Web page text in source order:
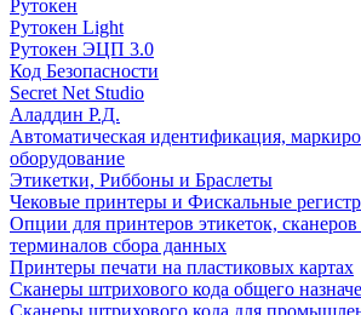
Рутокен
Рутокен Light
Рутокен ЭЦП 3.0
Код Безопасности
Secret Net Studio
Аладдин Р.Д.
Автоматическая идентификация,
оборудование
Этикетки, Риббоны и Браслеты
Чековые принтеры и Фискальные
Опции для принтеров этикеток,
терминалов сбора данных
Принтеры печати на пластиковых картах
Сканеры штрихового кода общего
Сканеры штрихового кода для